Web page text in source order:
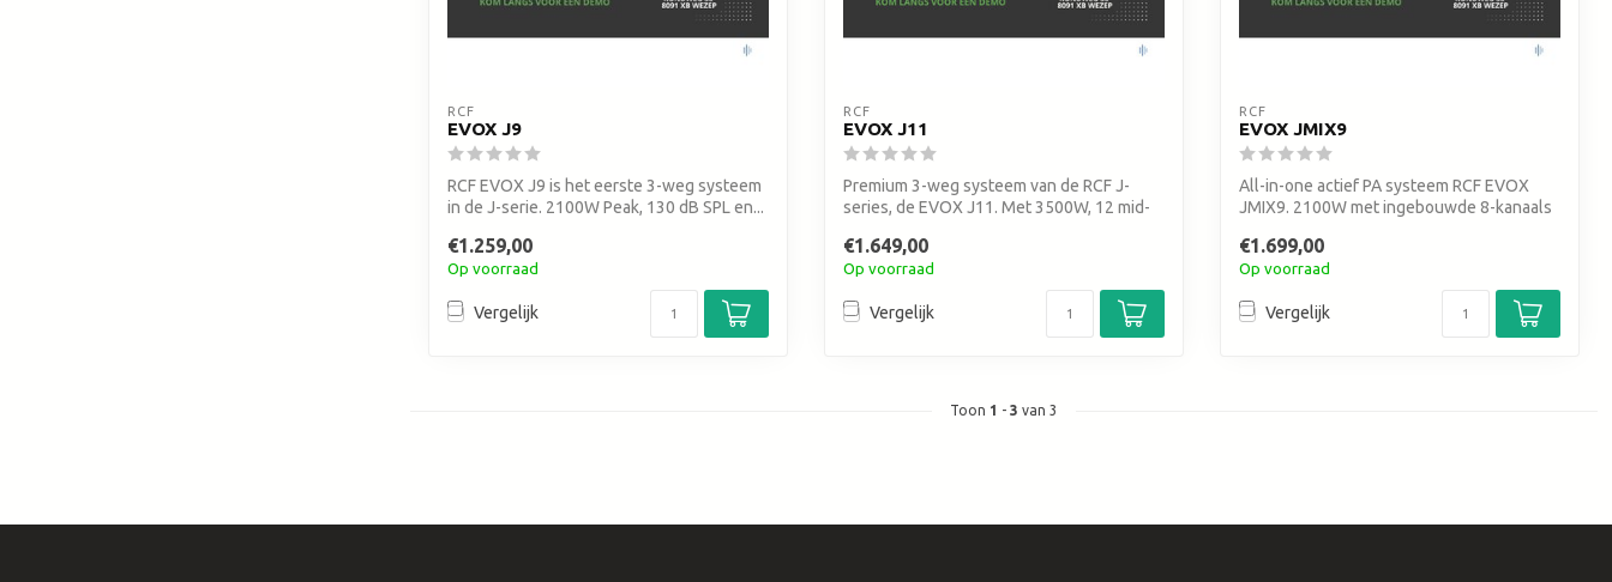
swipetekens
gebruiken.
RCF
EVOX J9
RCF EVOX J9 is het eerste 3-weg systeem
in de J-serie. 2100W Peak, 130 dB SPL en...
€1.259,00
Op voorraad
Vergelijk
RCF
EVOX J11
Premium 3-weg systeem van de RCF J-
series, de EVOX J11. Met 3500W, 12 mid-
€1.649,00
Op voorraad
Vergelijk
RCF
EVOX JMIX9
All-in-one actief PA systeem RCF EVOX
JMIX9. 2100W met ingebouwde 8-kanaals
€1.699,00
Op voorraad
Vergelijk
Toon 1 - 3 van 3